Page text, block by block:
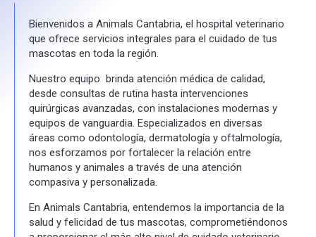
Bienvenidos a Animals Cantabria, el hospital veterinario
que ofrece servicios integrales para el cuidado de tus
mascotas en toda la región.
Nuestro equipo brinda atención médica de calidad,
desde consultas de rutina hasta intervenciones
quirúrgicas avanzadas, con instalaciones modernas y
equipos de vanguardia. Especializados en diversas
áreas como odontología, dermatología y oftalmología,
nos esforzamos por fortalecer la relación entre
humanos y animales a través de una atención
compasiva y personalizada.
En Animals Cantabria, entendemos la importancia de la
salud y felicidad de tus mascotas, comprometiéndonos